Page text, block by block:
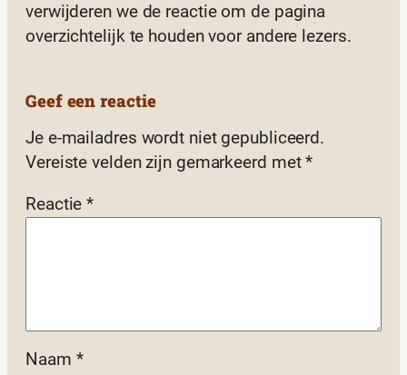
verwijderen we de reactie om de pagina
overzichtelijk te houden voor andere lezers.
Geef een reactie
Je e-mailadres wordt niet gepubliceerd.
Vereiste velden zijn gemarkeerd met*
Reactie*
Naam *